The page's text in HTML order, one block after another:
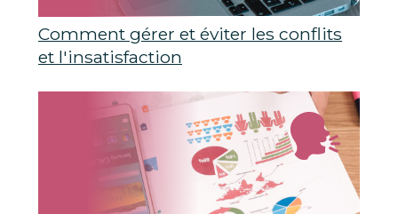
Comment gérer et éviter les conflits
et l'insatisfaction